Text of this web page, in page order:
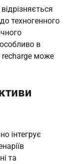
техногенного
в
recharge може
інтегрує
та